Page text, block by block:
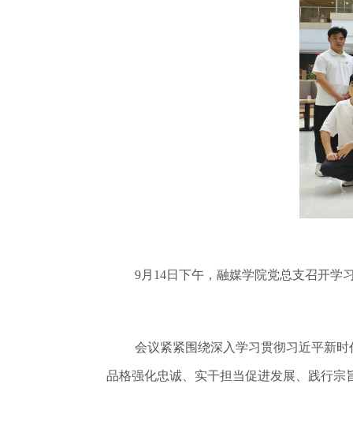
9月14日下午，融媒学院党总支召开学
会议紧紧围绕深入学习贯彻习近平新
品格强化忠诚、实干担当促进发展、践行